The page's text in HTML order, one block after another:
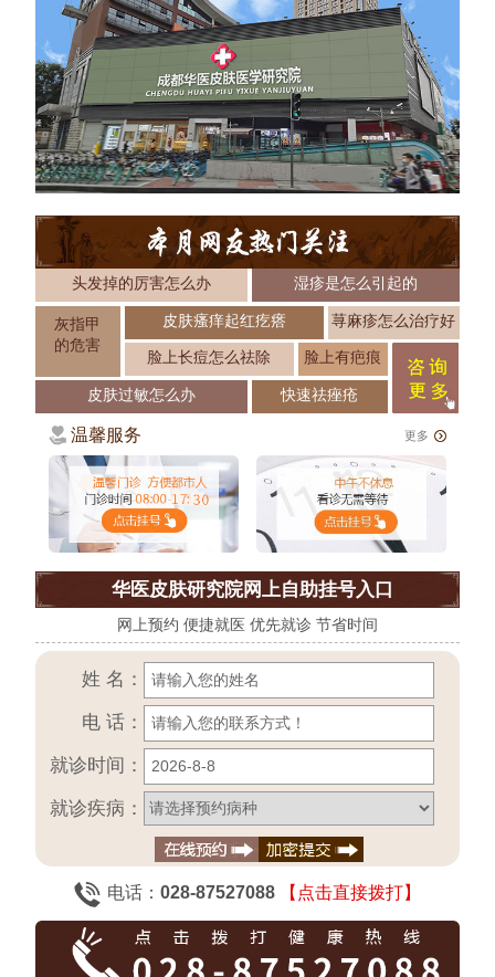
头发掉的厉害怎么办 湿疹是怎么引起的
灰指甲
的危害
皮肤瘙痒起红疙瘩 荨麻疹怎么治疗好
脸上长痘怎么祛除 脸上有疤痕
皮肤过敏怎么办 快速祛痤疮
温馨服务 更多
华医皮肤研究院网上自助挂号入口
网上预约 便捷就医 优先就诊 节省时间
姓 名：
电 话：
就诊时间：
就诊疾病：
电话： 028-87527088 【点击直接拨打】